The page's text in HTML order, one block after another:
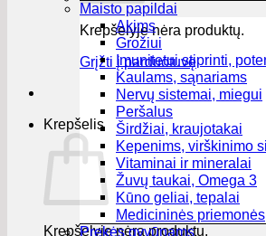
Krepšelyje nėra produktų.
Grįžti į parduotuvę
Krepšelis
Krepšelyje nėra produktų.
Maisto papildai
Akims
Grožiui
Imunitetui stiprinti,
Kaulams, sąnariams
Nervų sistemai, miegui
Peršalus
Širdžiai, kraujotakai
Kepenims, virškinimo
Vitaminai ir mineralai
Žuvų taukai, Omega 3
Kūno geliai, tepalai
Medicininės
Prekės gyvūnams